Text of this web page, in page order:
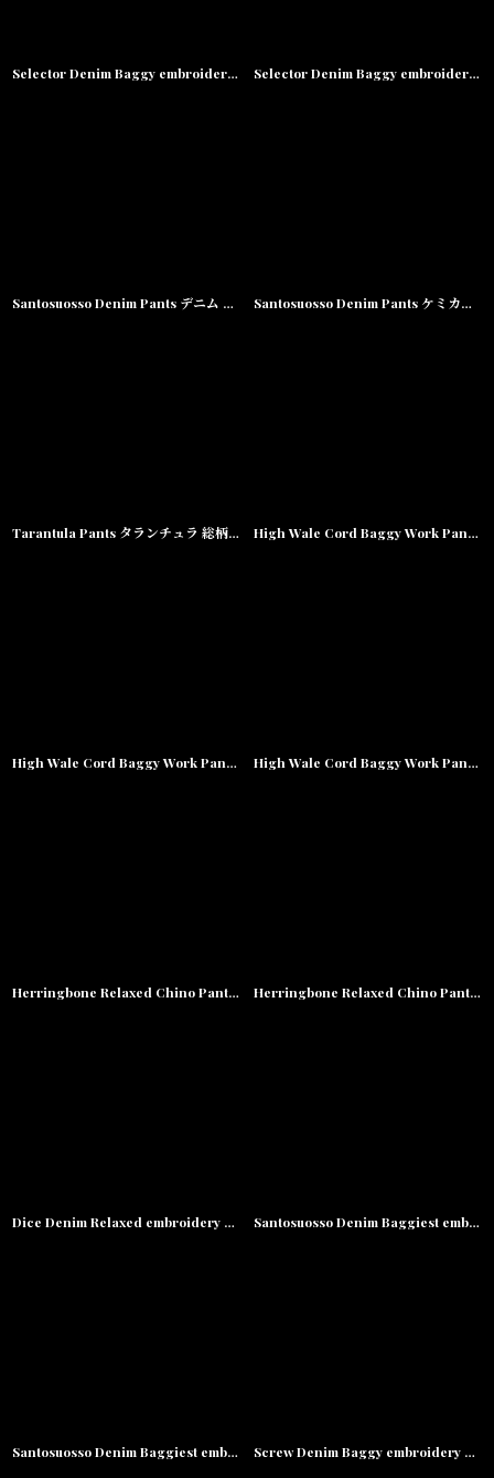
Selector Denim Baggy embroidery Pants セレクター デニム 刺繍 バギー パンツ Washed Indigo Selector Denim Baggy embroidery Pants セレクター デニム 刺繍 バギー パンツ Light Blue
Santosuosso Denim Pants デニム ワーク パンツ Washed Black Santosuosso Denim Pants ケミカル デニム ワーク パンツ Acid Wash
Tarantula Pants タランチュラ 総柄 パンツ High Wale Cord Baggy Work Pants コーデュロイ バギー ワーク パンツ Navy
High Wale Cord Baggy Work Pants コーデュロイ バギー ワーク パンツ Palm Brown High Wale Cord Baggy Work Pants コーデュロイ バギー ワーク パンツ Bone White
Herringbone Relaxed Chino Pants リラックス チノ パンツ Green Herringbone Relaxed Chino Pants リラックス チノ パンツ Black
Dice Denim Relaxed embroidery Pants デニム リラックス パンツ Washed Black Santosuosso Denim Baggiest embroidery Pants デニム 刺繍 バギー パンツ Washed Indigo
Santosuosso Denim Baggiest embroidery Pants デニム 刺繍 バギー パンツ Washed Black Screw Denim Baggy embroidery Pants スクリュー デニム 刺繍 バギー パンツ Washed Indigo